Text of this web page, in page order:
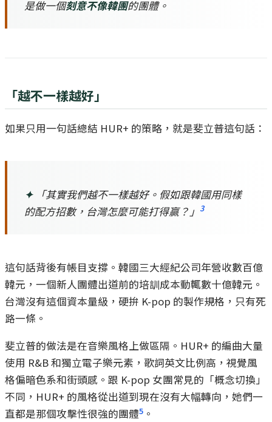
是做一個刻意不像韓團的團體。
「越不一樣越好」
如果只用一句話總結 HUR+ 的策略，就是斐立普這句話：
✦「其實我們越不一樣越好。假如跟韓國用同樣
的配方招數，台灣怎麼可能打得贏？」 3
這句話背後有帳目支撐。韓國三大經紀公司年營收數百億
韓元，一個新人團體出道前的培訓成本動輒數十億韓元。
台灣沒有這個資本量級，硬拚 K-pop 的製作規格，只有死
路一條。
斐立普的做法是在音樂風格上做區隔。HUR+ 的編曲大量
使用 R&B 和獨立電子樂元素，歌詞英文比例高，視覺風
格偏暗色系和街頭感。跟 K-pop 女團常見的「概念切換」
不同，HUR+ 的風格從出道到現在沒有大幅轉向，她們一
直都是那個攻擊性很強的團體5 。